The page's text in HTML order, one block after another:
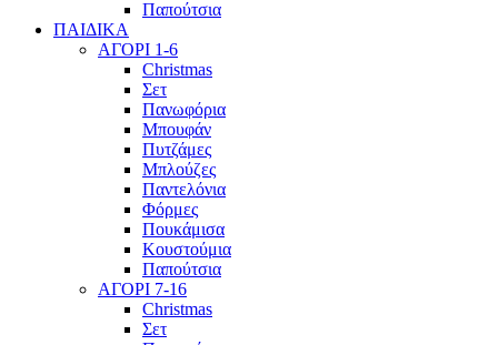
Παπούτσια
ΠΑΙΔΙΚΑ
ΑΓΟΡΙ 1-6
Christmas
Σετ
Πανωφόρια
Μπουφάν
Πυτζάμες
Μπλούζες
Παντελόνια
Φόρμες
Πουκάμισα
Κουστούμια
Παπούτσια
ΑΓΟΡΙ 7-16
Christmas
Σετ